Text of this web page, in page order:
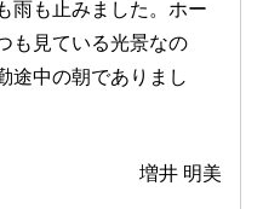
雨も止みました。ホー
も見ている光景なの
途中の朝でありまし
増井 明美